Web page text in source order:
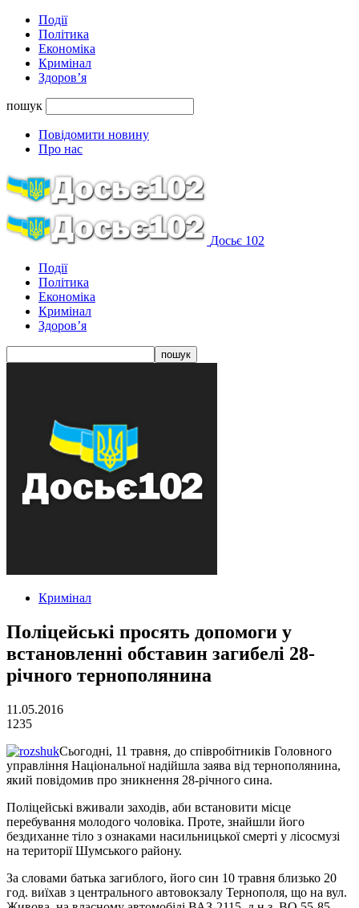
Події
Політика
Економіка
Кримінал
Здоров’я
пошук
Повідомити новину
Про нас
Досьє 102
Події
Політика
Економіка
Кримінал
Здоров’я
Кримінал
Поліцейські просять допомоги у
встановленні обставин загибелі 28-
річного тернополянина
11.05.2016
1235
Сьогодні, 11 травня, до співробітників Головного
управління Національної надійшла заява від тернополянина,
який повідомив про зникнення 28-річного сина.
Поліцейські вживали заходів, аби встановити місце
перебування молодого чоловіка. Проте, знайшли його
бездиханне тіло з ознаками насильницької смерті у лісосмузі
на території Шумського району.
За словами батька загиблого, його син 10 травня близько 20
год. виїхав з центрального автовокзалу Тернополя, що на вул.